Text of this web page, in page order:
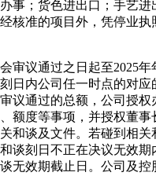
事；货色进出口；手艺进
核准的项目外，凭停业执
议通过之日起至2025年
日内公司任一时点的对应
议通过的总额，公司授权
额度等事项，并授权董事
和谈及文件。若碰到相关
谈刻日不正在决议无效期
无效期截止日。公司及控